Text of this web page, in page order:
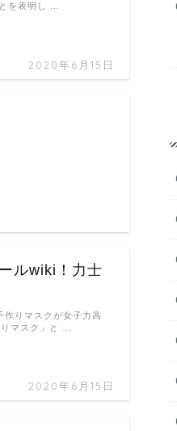
2020年6月15日
を表明し …
ルwiki！力士
2020年6月15日
りマスクが女子力高
マスク」と …